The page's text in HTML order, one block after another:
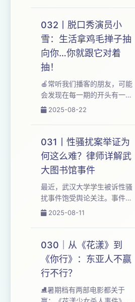
电影，怎么不灵了？电影圈开
始“降本增效”，对普通电影人来
说意味着什么？ 我们还聊...
你需要摒弃一切情感，专注地
投入工作。 “你太敏感了。”在
人际关系上，这句话代表着你
太敏感、脆弱，过度强调自己
的感受，想得太多，难以容忍
与自己相左的观点。 但近些年
发出另一种声音。“你太敏感
了。”“不，是你太粗糙了。”越
来越多的人开始不再沉默，主
032丨脱口秀演员小
雪：生活拿鸡毛掸子抽
向你…你就跟它对着
抽！
🍎常听我们播客的朋友，可能
会发现在每一期的开头有一个
声音水印，“Tits Up”。Tits Up
的麦瑟尔夫人》中女主角米琪
每一次站上脱口秀舞台前，为
自己加油打气的话，意思是挺
胸抬头。 在剧集中，在发现丈
夫出轨后，米琪在酒醉状态下
第一次登上了脱口秀舞台。在
她家庭生活一团糟时，幽默给
器，也是我的。作为一个河北
女人，我的心早就在成长过程
中碎过无数遍，在...
2025-08-22
031丨性骚扰案举证为
何这么难？律师详解武
大图书馆事件
最近，武汉大学学生被诉性骚
扰事件饱受舆论关注。事件发
生于2023年7月，2025年7月
告诉讼请求。历经两年，本案
逐步从发生在高校内部的事件
演变为法律诉讼，掀起滔天舆
论。 本期节目，我们邀请到来
自北京某律所、从业经验7年、
一直关注性别议题及相关案件
的K律师。 我们会从法律视
2025-08-11
030｜从《花漾》到
《你行》：东亚人不赢
行不行？
⛸️暑期档有两部电影都关于